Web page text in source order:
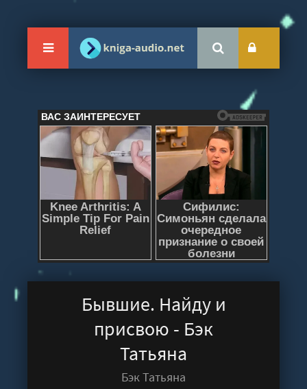
Бывшие. Найду и
присвою - Бэк
Татьяна
Бэк Татьяна